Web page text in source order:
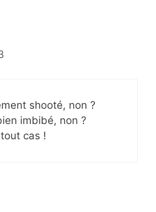
shooté, non ?
imbibé, non ?
cas !